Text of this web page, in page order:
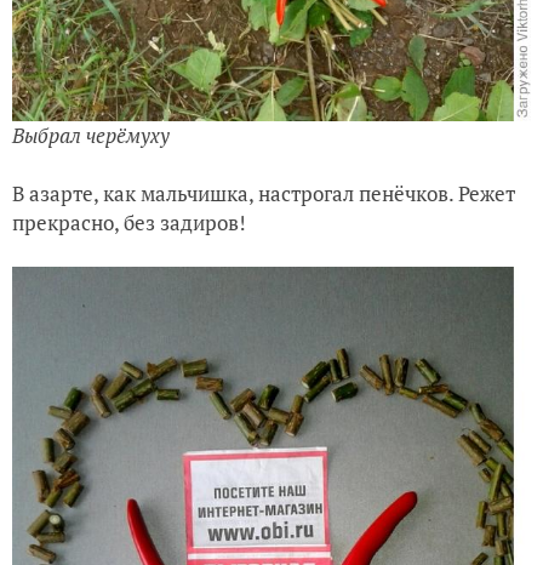
Выбрал черёмуху
В азарте, как мальчишка, настрогал пенёчков. Режет
прекрасно, без задиров!